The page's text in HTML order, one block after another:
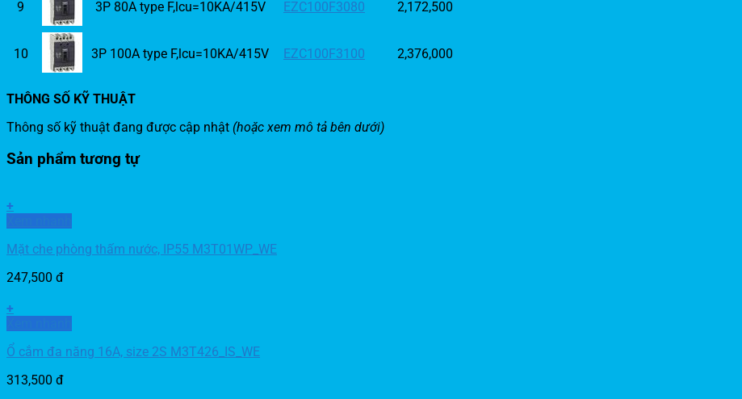
9 3P 80A type F,lcu=10KA/415V EZC100F3080 2,172,500
10 3P 100A type F,lcu=10KA/415V EZC100F3100 2,376,000
THÔNG SỐ KỸ THUẬT
Thông số kỹ thuật đang được cập nhật (hoặc xem mô tả bên dưới)
Sản phẩm tương tự
+
Mặt che phòng thấm nước, IP55 M3T01WP_WE
247,500 đ
+
Ổ cắm đa năng 16A, size 2S M3T426_IS_WE
313,500 đ